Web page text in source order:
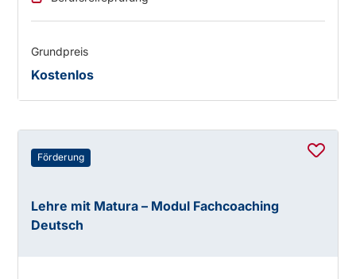
Grundpreis
Kostenlos
Förderung
Lehre mit Matura – Modul Fachcoaching
Deutsch